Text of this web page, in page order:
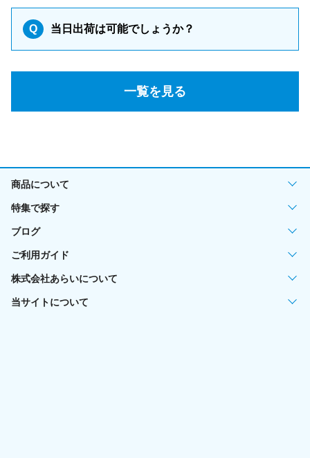
Q 当日出荷は可能でしょうか？
一覧を見る
商品について
特集で探す
ブログ
ご利用ガイド
株式会社あらいについて
当サイトについて